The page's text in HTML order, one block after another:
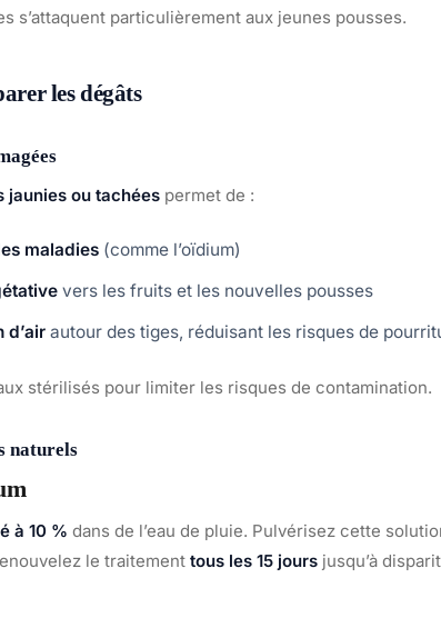
s’attaquent particulièrement aux jeunes pousses.
les dégâts
jaunies ou tachées permet de :
maladies (comme l’oïdium)
vers les fruits et les nouvelles pousses
d’air autour des tiges, réduisant les risques de
stérilisés pour limiter les risques de contamination.
naturels
à 10 % dans de l’eau de pluie. Pulvérisez cette
le traitement tous les 15 jours jusqu’à